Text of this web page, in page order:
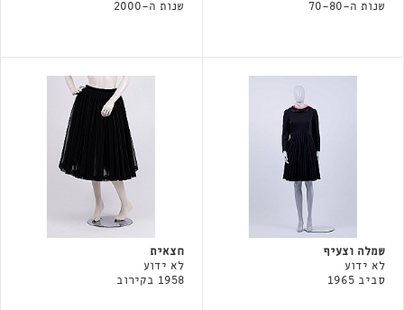
שנות ה-70-80
שנות ה-2000
שמלה וצעיף
לא ידוע
סביב 1965
חצאית
לא ידוע
1958 בקירוב